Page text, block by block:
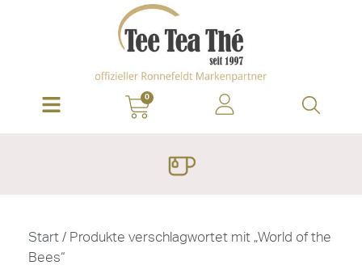
0
Start / Produkte verschlagwortet mit „World of the
Bees“